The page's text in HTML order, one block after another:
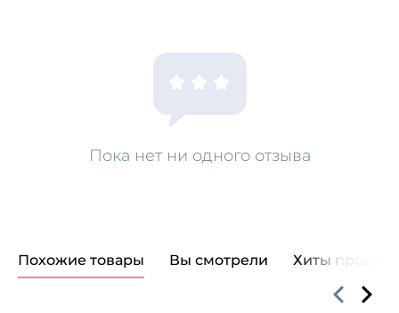
Пока нет ни одного отзыва
Похожие товары Вы смотрели Хиты продаж